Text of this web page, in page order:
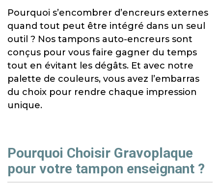
Pourquoi s’encombrer d’encreurs externes
quand tout peut être intégré dans un seul
outil ? Nos tampons auto-encreurs sont
conçus pour vous faire gagner du temps
tout en évitant les dégâts. Et avec notre
palette de couleurs, vous avez l’embarras
du choix pour rendre chaque impression
unique.
Pourquoi Choisir Gravoplaque
pour votre tampon enseignant ?